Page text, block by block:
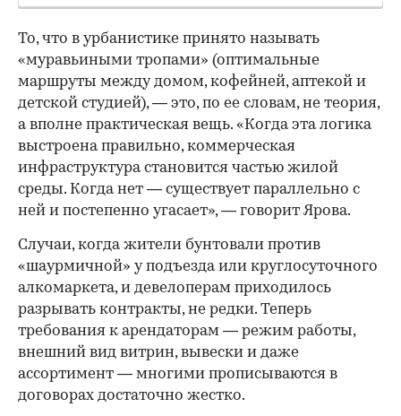
То, что в урбанистике принято называть
«муравьиными тропами» (оптимальные
маршруты между домом, кофейней, аптекой и
детской студией), — это, по ее словам, не теория,
а вполне практическая вещь. «Когда эта логика
выстроена правильно, коммерческая
инфраструктура становится частью жилой
среды. Когда нет — существует параллельно с
ней и постепенно угасает», — говорит Ярова.
Случаи, когда жители бунтовали против
«шаурмичной» у подъезда или круглосуточного
алкомаркета, и девелоперам приходилось
разрывать контракты, не редки. Теперь
требования к арендаторам — режим работы,
внешний вид витрин, вывески и даже
ассортимент — многими прописываются в
договорах достаточно жестко.